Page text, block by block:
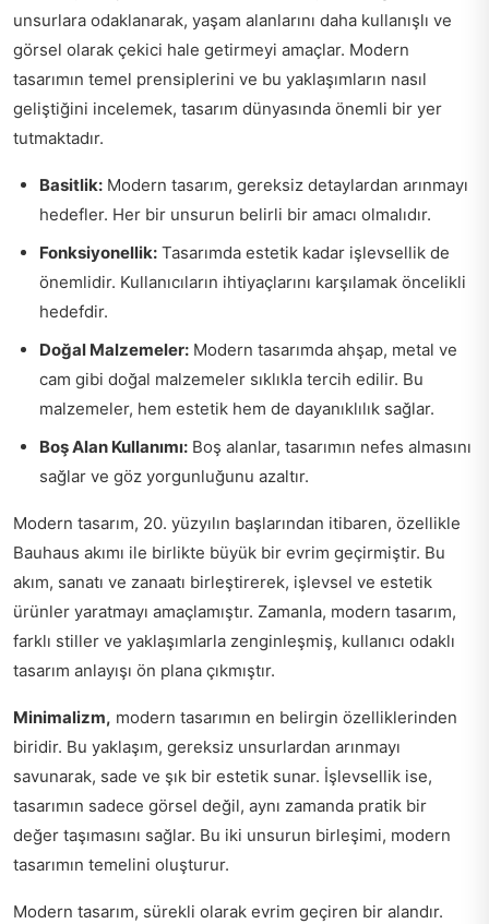
unsurlara odaklanarak, yaşam alanlarını daha kullanışlı ve
görsel olarak çekici hale getirmeyi amaçlar. Modern
tasarımın temel prensiplerini ve bu yaklaşımların nasıl
geliştiğini incelemek, tasarım dünyasında önemli bir yer
tutmaktadır.
Basitlik: Modern tasarım, gereksiz detaylardan arınmayı
hedefler. Her bir unsurun belirli bir amacı olmalıdır.
Fonksiyonellik: Tasarımda estetik kadar işlevsellik de
önemlidir. Kullanıcıların ihtiyaçlarını karşılamak öncelikli
hedefdir.
Doğal Malzemeler: Modern tasarımda ahşap, metal ve
cam gibi doğal malzemeler sıklıkla tercih edilir. Bu
malzemeler, hem estetik hem de dayanıklılık sağlar.
Boş Alan Kullanımı: Boş alanlar, tasarımın nefes almasını
sağlar ve göz yorgunluğunu azaltır.
Modern tasarım, 20. yüzyılın başlarından itibaren, özellikle
Bauhaus akımı ile birlikte büyük bir evrim geçirmiştir. Bu
akım, sanatı ve zanaatı birleştirerek, işlevsel ve estetik
ürünler yaratmayı amaçlamıştır. Zamanla, modern tasarım,
farklı stiller ve yaklaşımlarla zenginleşmiş, kullanıcı odaklı
tasarım anlayışı ön plana çıkmıştır.
Minimalizm, modern tasarımın en belirgin özelliklerinden
biridir. Bu yaklaşım, gereksiz unsurlardan arınmayı
savunarak, sade ve şık bir estetik sunar. İşlevsellik ise,
tasarımın sadece görsel değil, aynı zamanda pratik bir
değer taşımasını sağlar. Bu iki unsurun birleşimi, modern
tasarımın temelini oluşturur.
Modern tasarım, sürekli olarak evrim geçiren bir alandır.